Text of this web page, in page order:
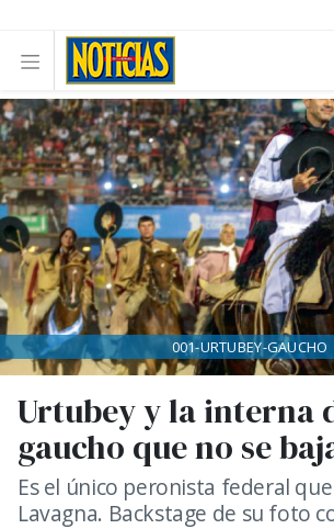
Urtubey y la interna
gaucho que no se
Es el único peronista federal
Lavagna. Backstage de su foto
001-URTUBEY-GAUCHO